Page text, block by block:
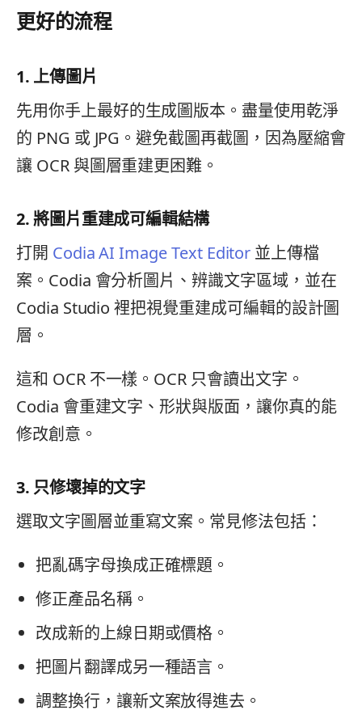
更好的流程
1. 上傳圖片
先用你手上最好的生成圖版本。盡量使用乾淨
的 PNG 或 JPG。避免截圖再截圖，因為壓縮會
讓 OCR 與圖層重建更困難。
2. 將圖片重建成可編輯結構
打開 Codia AI Image Text Editor 並上傳檔
案。Codia 會分析圖片、辨識文字區域，並在
Codia Studio 裡把視覺重建成可編輯的設計圖
層。
這和 OCR 不一樣。OCR 只會讀出文字。
Codia 會重建文字、形狀與版面，讓你真的能
修改創意。
3. 只修壞掉的文字
選取文字圖層並重寫文案。常見修法包括：
把亂碼字母換成正確標題。
修正產品名稱。
改成新的上線日期或價格。
把圖片翻譯成另一種語言。
調整換行，讓新文案放得進去。